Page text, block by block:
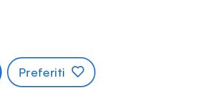
Preferiti